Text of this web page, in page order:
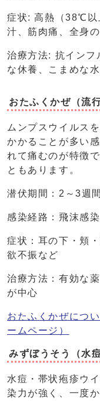
症状: 高熱（38℃以
汁、筋肉痛、全身
治療方法: 抗インフ
な休養、こまめな
おたふくかぜ（流
ムンプスウイルス
かかることが多い
れて痛むのが特徴
ともあります。
潜伏期間：2～3週
感染経路：飛沫感
症状：耳の下・頬
欲不振など
治療方法：有効な
が中心
おたふくかぜにつ
ームページ）
みずぼうそう（水痘
水痘・帯状疱疹ウ
染力が強く、一度